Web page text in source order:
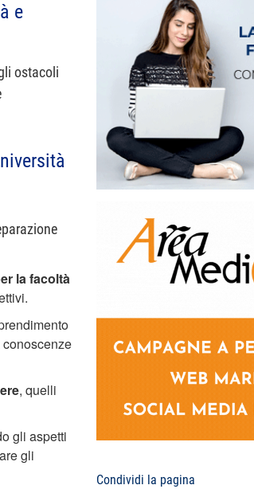
e
ostacoli
la facoltà
, quelli
gli aspetti
gli
Condividi la pagina